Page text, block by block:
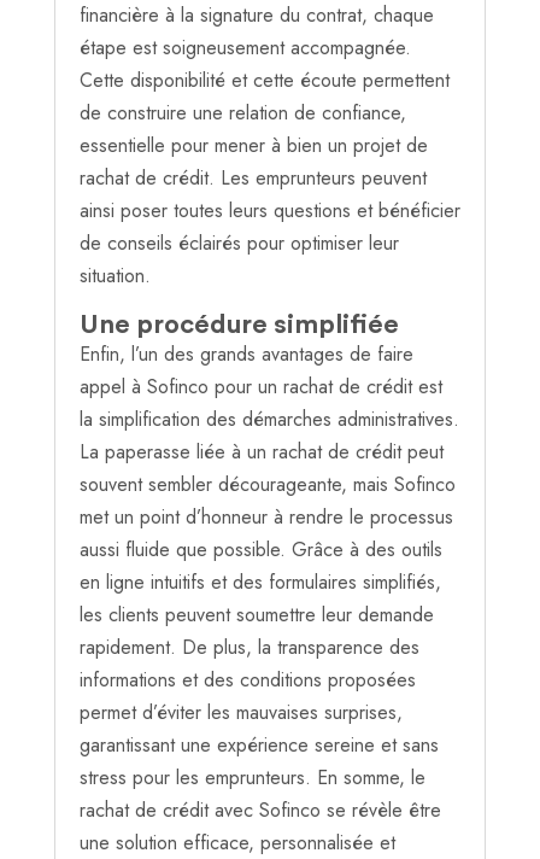
financière à la signature du contrat, chaque
étape est soigneusement accompagnée.
Cette disponibilité et cette écoute permettent
de construire une relation de confiance,
essentielle pour mener à bien un projet de
rachat de crédit. Les emprunteurs peuvent
ainsi poser toutes leurs questions et bénéficier
de conseils éclairés pour optimiser leur
situation.
Une procédure simplifiée
Enfin, l’un des grands avantages de faire
appel à Sofinco pour un rachat de crédit est
la simplification des démarches administratives.
La paperasse liée à un rachat de crédit peut
souvent sembler décourageante, mais Sofinco
met un point d’honneur à rendre le processus
aussi fluide que possible. Grâce à des outils
en ligne intuitifs et des formulaires simplifiés,
les clients peuvent soumettre leur demande
rapidement. De plus, la transparence des
informations et des conditions proposées
permet d’éviter les mauvaises surprises,
garantissant une expérience sereine et sans
stress pour les emprunteurs. En somme, le
rachat de crédit avec Sofinco se révèle être
une solution efficace, personnalisée et